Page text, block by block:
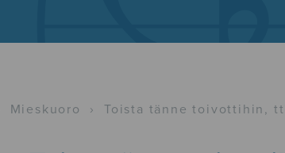
Mieskuoro › Toista tänne toivottihin,